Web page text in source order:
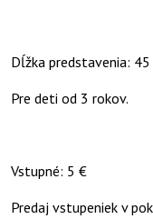
Dĺžka predstavenia: 45
Pre deti od 3 rokov.
Vstupné: 5 €
Predaj vstupeniek v